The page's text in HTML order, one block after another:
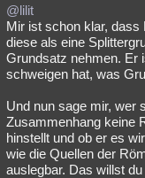
Spiritualität
Natur Umfragen
weitere Rubriken
Astronomie
Musik Clash
@lilit
Mir ist schon klar, dass
diese als eine
Grundsatz nehmen. Er
schweigen hat, was
Und nun sage mir, wer
Zusammenhang keine
hinstellt und ob er es
wie die Quellen der
auslegbar. Das willst